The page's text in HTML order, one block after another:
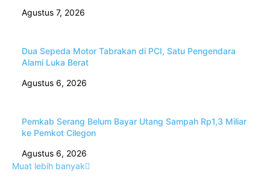
Agustus 7, 2026
Dua Sepeda Motor Tabrakan di PCI, Satu Pengendara
Alami Luka Berat
Agustus 6, 2026
Pemkab Serang Belum Bayar Utang Sampah Rp1,3 Miliar
ke Pemkot Cilegon
Agustus 6, 2026
Muat lebih banyak